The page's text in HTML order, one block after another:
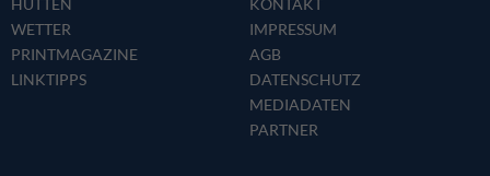
HÜTTEN
WETTER
PRINTMAGAZINE
LINKTIPPS
KONTAKT
IMPRESSUM
AGB
DATENSCHUTZ
MEDIADATEN
PARTNER